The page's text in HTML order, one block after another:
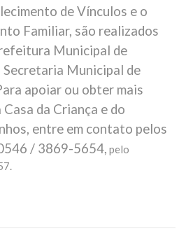
de Vínculos e o
Familiar, são realizados
Municipal de
Municipal de
apoiar ou obter mais
da Criança e do
entre em contato pelos
/ 3869-5654, pelo